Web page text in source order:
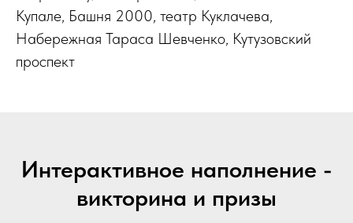
Купале, Башня 2000, театр Куклачева,
Набережная Тараса Шевченко, Кутузовский
проспект
Интерактивное наполнение -
викторина и призы